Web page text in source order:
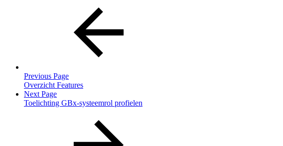
Previous Page
Overzicht Features
Next Page
Toelichting GBx-systeemrol profielen